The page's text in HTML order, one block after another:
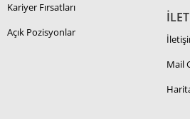
Kariyer Fırsatları
Açık Pozisyonlar
Mail